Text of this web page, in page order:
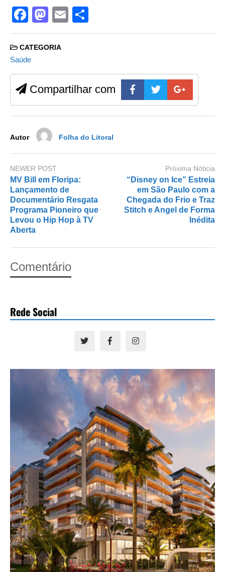
F
a
c
e
b
o
o
M
a
st
d
o
n
E
m h
CATEGORIA
Saúde
Compartilhar com
Autor Folha do Litoral
NEWER POST
MV Bill em Floripa:
Lançamento de
Documentário Resgata
Programa Pioneiro que
Levou o Hip Hop à TV
Aberta
Próxima Nóticia
“Disney on Ice” Estreia
em São Paulo com a
Chegada do Frio e Traz
Stitch e Angel de Forma
Inédita
Comentário
Rede Social